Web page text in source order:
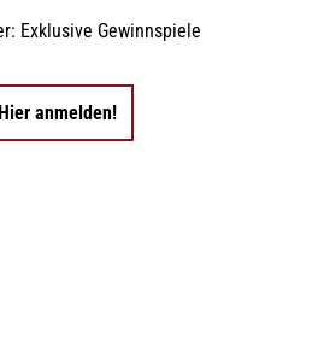
Exklusive Gewinnspiele
Hier anmelden!